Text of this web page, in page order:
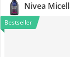
Nivea
Bestseller